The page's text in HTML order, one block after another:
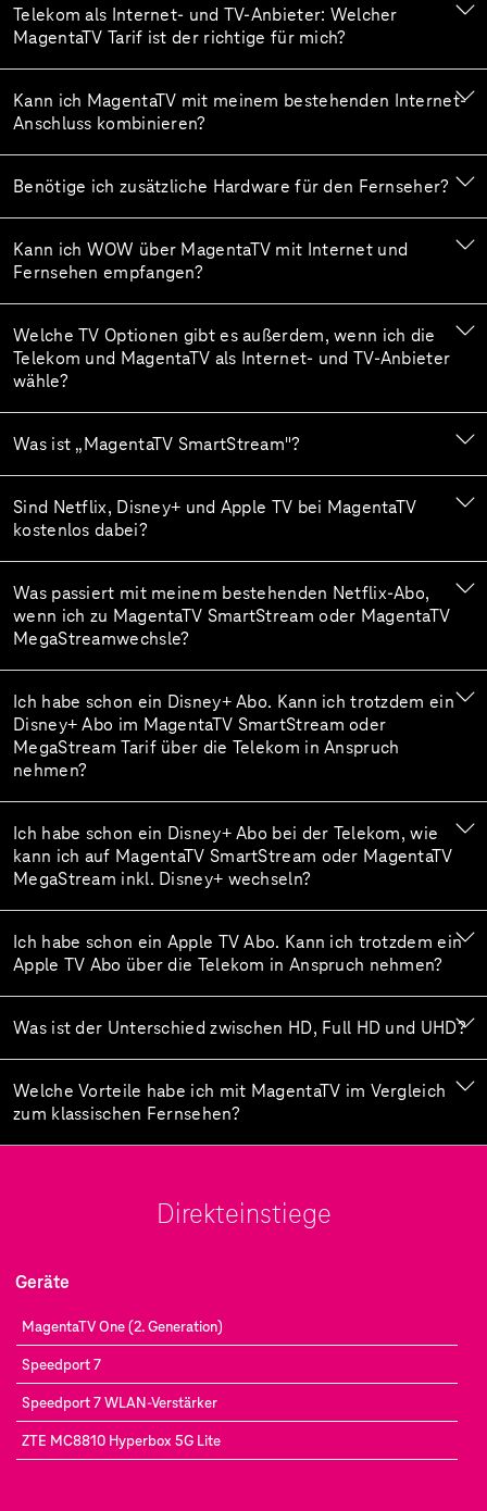
Telekom als Internet- und TV-Anbieter: Welcher
MagentaTV Tarif ist der richtige für mich?
Kann ich MagentaTV mit meinem bestehenden Internet-
Anschluss kombinieren?
Benötige ich zusätzliche Hardware für den Fernseher?
Kann ich WOW über MagentaTV mit Internet und
Fernsehen empfangen?
Welche TV Optionen gibt es außerdem, wenn ich die
Telekom und MagentaTV als Internet- und TV-Anbieter
wähle?
Was ist „MagentaTV SmartStream"?
Sind Netflix, Disney+ und Apple TV bei MagentaTV
kostenlos dabei?
Was passiert mit meinem bestehenden Netflix-Abo,
wenn ich zu MagentaTV SmartStream oder MagentaTV
MegaStreamwechsle?
Ich habe schon ein Disney+ Abo. Kann ich trotzdem ein
Disney+ Abo im MagentaTV SmartStream oder
MegaStream Tarif über die Telekom in Anspruch
nehmen?
Ich habe schon ein Disney+ Abo bei der Telekom, wie
kann ich auf MagentaTV SmartStream oder MagentaTV
MegaStream inkl. Disney+ wechseln?
Ich habe schon ein Apple TV Abo. Kann ich trotzdem ein
Apple TV Abo über die Telekom in Anspruch nehmen?
Was ist der Unterschied zwischen HD, Full HD und UHD?
Welche Vorteile habe ich mit MagentaTV im Vergleich
zum klassischen Fernsehen?
Direkteinstiege
Geräte
MagentaTV One (2. Generation)
Speedport 7
Speedport 7 WLAN-Verstärker
ZTE MC8810 Hyperbox 5G Lite